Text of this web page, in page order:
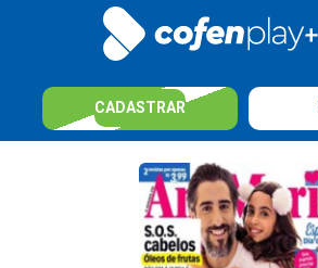
CADASTRAR